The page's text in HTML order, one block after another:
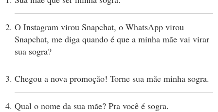
O Instagram virou Snapchat, o WhatsApp virou
Snapchat, me diga quando é que a minha mãe vai virar
sua sogra?
Chegou a nova promoção! Torne sua mãe minha sogra.
Qual o nome da sua mãe? Pra você é sogra.